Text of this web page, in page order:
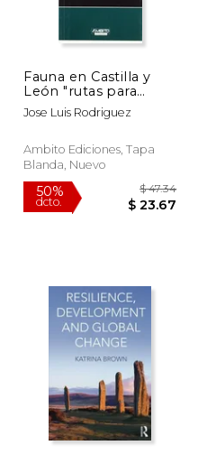
50%
dcto.
Fauna en Castilla y
León "rutas para
descubrir"
Jose Luis Rodriguez
Ambito Ediciones, Tapa
Blanda, Nuevo